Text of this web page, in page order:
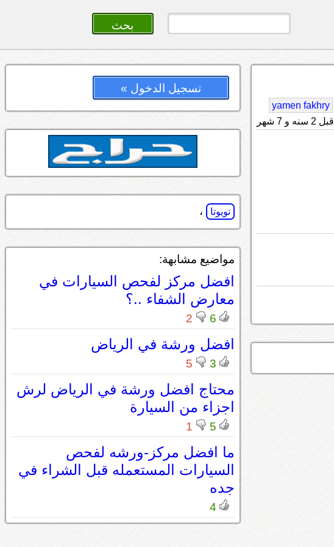
yamen fakhry
قبل 2 سنه و 7 شهر
تسجيل الدخول »
تويوتا ،
مواضيع مشابهة:
افضل مركز لفحص السيارات في
معارض الشفاء ..؟
6
2
افضل ورشة في الرياض
3
5
محتاج افضل ورشة في الرياض لرش
اجزاء من السيارة
5
1
ما افضل مركز-ورشه لفحص
السيارات المستعمله قبل الشراء في
جده
4